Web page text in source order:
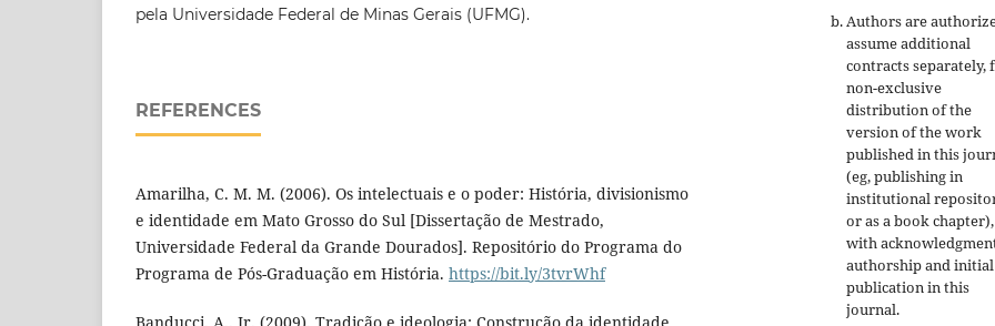
pela Universidade Federal de Minas Gerais (UFMG).
REFERENCES
Amarilha, C. M. M. (2006). Os intelectuais e o poder: História, divisionismo
e identidade em Mato Grosso do Sul [Dissertação de Mestrado,
Universidade Federal da Grande Dourados]. Repositório do Programa do
Programa de Pós-Graduação em História. https://bit.ly/3tvrWhf
Authors are
assume additional
contracts separately,
non-exclusive
distribution of the
version of the work
published in this
(eg, publishing in
institutional
or as a book chapter),
with
authorship and initial
publication in this
journal.